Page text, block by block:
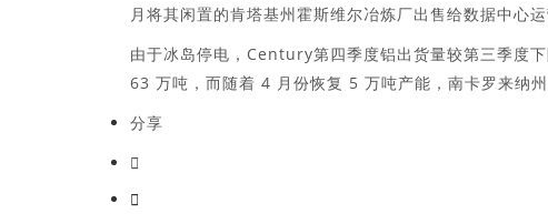
月将其闲置的肯塔基州霍斯维尔冶炼厂出售给数据中心
由于冰岛停电，Century第四季度铝出货量较第三季度
63 万吨，而随着 4 月份恢复 5 万吨产能，南卡罗来纳
分享